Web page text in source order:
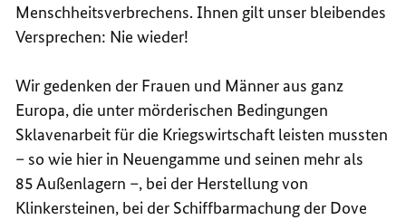
Menschheitsverbrechens. Ihnen gilt unser bleibendes
Versprechen: Nie wieder!
Wir gedenken der Frauen und Männer aus ganz
Europa, die unter mörderischen Bedingungen
Sklavenarbeit für die Kriegswirtschaft leisten mussten
– so wie hier in Neuengamme und seinen mehr als
85 Außenlagern –, bei der Herstellung von
Klinkersteinen, bei der Schiffbarmachung der Dove